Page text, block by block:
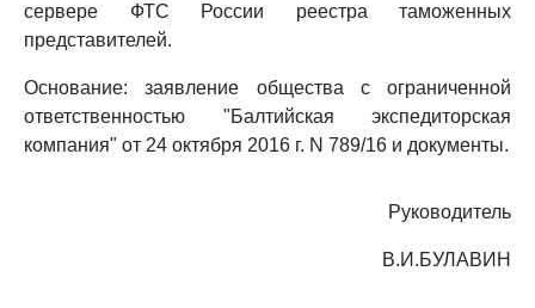
сервере ФТС России реестра таможенных
представителей.
Основание: заявление общества с ограниченной
ответственностью "Балтийская экспедиторская
компания" от 24 октября 2016 г. N 789/16 и документы.
Руководитель
В.И.БУЛАВИН